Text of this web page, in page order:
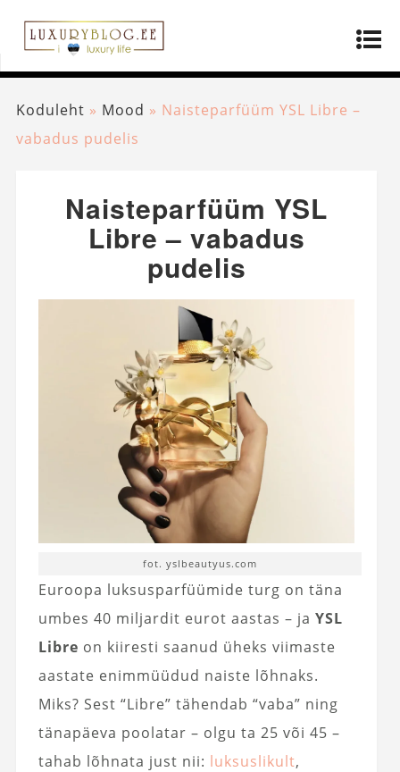
Koduleht » Mood » Naisteparfüüm YSL Libre –
vabadus pudelis
Naisteparfüüm YSL
Libre – vabadus
pudelis
fot. yslbeautyus.com
Euroopa luksusparfüümide turg on täna
umbes 40 miljardit eurot aastas – ja YSL
Libre on kiiresti saanud üheks viimaste
aastate enimmüüdud naiste lõhnaks.
Miks? Sest “Libre” tähendab “vaba” ning
tänapäeva poolatar – olgu ta 25 või 45 –
tahab lõhnata just nii: luksuslikult,